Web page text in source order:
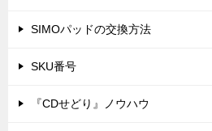
SIMOパッドの交換方法
SKU番号
『CDせどり』ノウハウ